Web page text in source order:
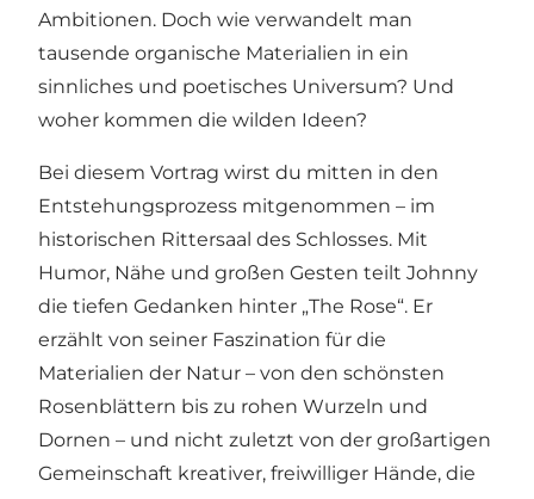
Ambitionen. Doch wie verwandelt man
tausende organische Materialien in ein
sinnliches und poetisches Universum? Und
woher kommen die wilden Ideen?
Bei diesem Vortrag wirst du mitten in den
Entstehungsprozess mitgenommen – im
historischen Rittersaal des Schlosses. Mit
Humor, Nähe und großen Gesten teilt Johnny
die tiefen Gedanken hinter „The Rose“. Er
erzählt von seiner Faszination für die
Materialien der Natur – von den schönsten
Rosenblättern bis zu rohen Wurzeln und
Dornen – und nicht zuletzt von der großartigen
Gemeinschaft kreativer, freiwilliger Hände, die